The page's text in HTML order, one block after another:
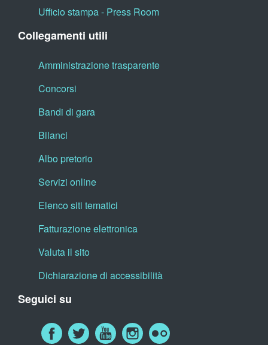
Ufficio stampa - Press Room
Collegamenti utili
Amministrazione trasparente
Concorsi
Bandi di gara
Bilanci
Albo pretorio
Servizi online
Elenco siti tematici
Fatturazione elettronica
Valuta il sito
Dichiarazione di accessibilità
Seguici su